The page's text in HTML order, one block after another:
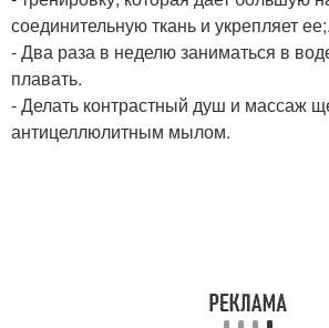
соединительную ткань и укрепляет ее;.
- Два раза в неделю заниматься в
плавать.
- Делать контрастный душ и массаж
антицеллюлитным мылом.